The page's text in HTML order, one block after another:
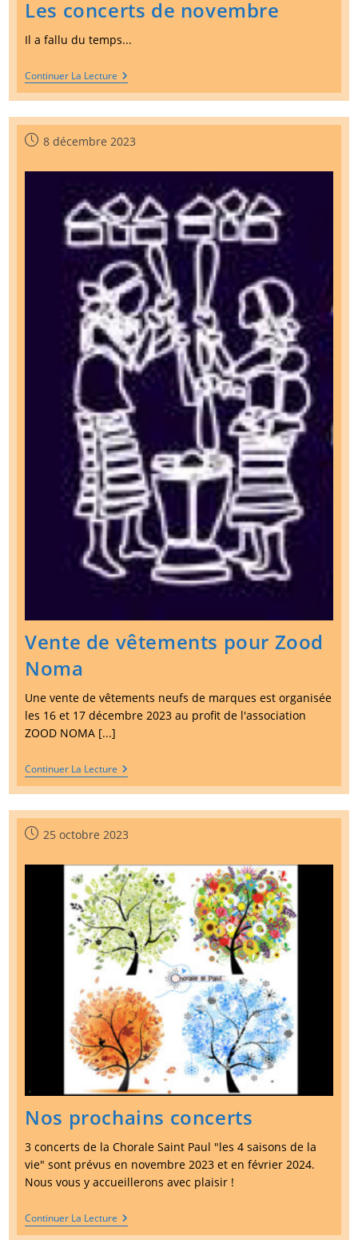
Les concerts de novembre
Il a fallu du temps...
Continuer La Lecture Les
Concerts
De
Novembre
Publication
8 décembre 2023
Vente de vêtements pour Zood
Noma
Une vente de vêtements neufs de marques est organisée
les 16 et 17 décembre 2023 au profit de l'association
ZOOD NOMA [...]
Continuer La Lecture Vente
De
Vêtements
Pour
Zood
Noma
Publication
25 octobre 2023
Nos prochains concerts
3 concerts de la Chorale Saint Paul "les 4 saisons de la
vie" sont prévus en novembre 2023 et en février 2024.
Nous vous y accueillerons avec plaisir !
Continuer La Lecture Nos
Prochains